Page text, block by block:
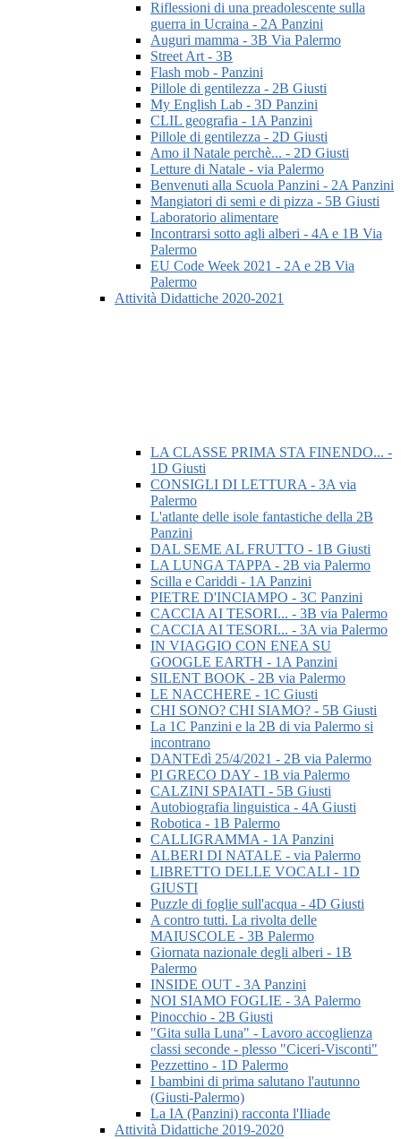
Riflessioni di una preadolescente sulla
guerra in Ucraina - 2A Panzini
Auguri mamma - 3B Via Palermo
Street Art - 3B
Flash mob - Panzini
Pillole di gentilezza - 2B Giusti
My English Lab - 3D Panzini
CLIL geografia - 1A Panzini
Pillole di gentilezza - 2D Giusti
Amo il Natale perchè... - 2D Giusti
Letture di Natale - via Palermo
Benvenuti alla Scuola Panzini - 2A Panzini
Mangiatori di semi e di pizza - 5B Giusti
Laboratorio alimentare
Incontrarsi sotto agli alberi - 4A e 1B Via
Palermo
EU Code Week 2021 - 2A e 2B Via
Palermo
Attività Didattiche 2020-2021
LA CLASSE PRIMA STA FINENDO... -
1D Giusti
CONSIGLI DI LETTURA - 3A via
Palermo
L'atlante delle isole fantastiche della 2B
Panzini
DAL SEME AL FRUTTO - 1B Giusti
LA LUNGA TAPPA - 2B via Palermo
Scilla e Cariddi - 1A Panzini
PIETRE D'INCIAMPO - 3C Panzini
CACCIA AI TESORI... - 3B via Palermo
CACCIA AI TESORI... - 3A via Palermo
IN VIAGGIO CON ENEA SU
GOOGLE EARTH - 1A Panzini
SILENT BOOK - 2B via Palermo
LE NACCHERE - 1C Giusti
CHI SONO? CHI SIAMO? - 5B Giusti
La 1C Panzini e la 2B di via Palermo si
incontrano
DANTEdì 25/4/2021 - 2B via Palermo
PI GRECO DAY - 1B via Palermo
CALZINI SPAIATI - 5B Giusti
Autobiografia linguistica - 4A Giusti
Robotica - 1B Palermo
CALLIGRAMMA - 1A Panzini
ALBERI DI NATALE - via Palermo
LIBRETTO DELLE VOCALI - 1D
GIUSTI
Puzzle di foglie sull'acqua - 4D Giusti
A contro tutti. La rivolta delle
MAIUSCOLE - 3B Palermo
Giornata nazionale degli alberi - 1B
Palermo
INSIDE OUT - 3A Panzini
NOI SIAMO FOGLIE - 3A Palermo
Pinocchio - 2B Giusti
"Gita sulla Luna" - Lavoro accoglienza
classi seconde - plesso "Ciceri-Visconti"
Pezzettino - 1D Palermo
I bambini di prima salutano l'autunno
(Giusti-Palermo)
La IA (Panzini) racconta l'Iliade
Attività Didattiche 2019-2020